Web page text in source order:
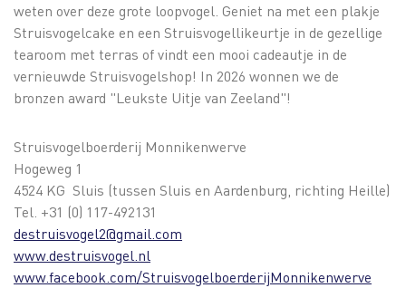
weten over deze grote loopvogel. Geniet na met een plakje
Struisvogelcake en een Struisvogellikeurtje in de gezellige
tearoom met terras of vindt een mooi cadeautje in de
vernieuwde Struisvogelshop! In 2026 wonnen we de
bronzen award "Leukste Uitje van Zeeland"!
Struisvogelboerderij Monnikenwerve
Hogeweg 1
4524 KG Sluis (tussen Sluis en Aardenburg, richting Heille)
Tel. +31 (0) 117-492131
destruisvogel2@gmail.com
www.destruisvogel.nl
www.facebook.com/StruisvogelboerderijMonnikenwerve